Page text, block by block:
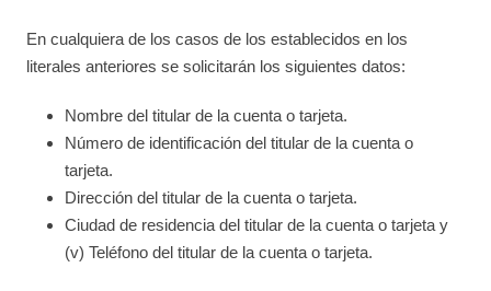
En cualquiera de los casos de los establecidos en los
literales anteriores se solicitarán los siguientes datos:
Nombre del titular de la cuenta o tarjeta.
Número de identificación del titular de la cuenta o
tarjeta.
Dirección del titular de la cuenta o tarjeta.
Ciudad de residencia del titular de la cuenta o tarjeta y
(v) Teléfono del titular de la cuenta o tarjeta.